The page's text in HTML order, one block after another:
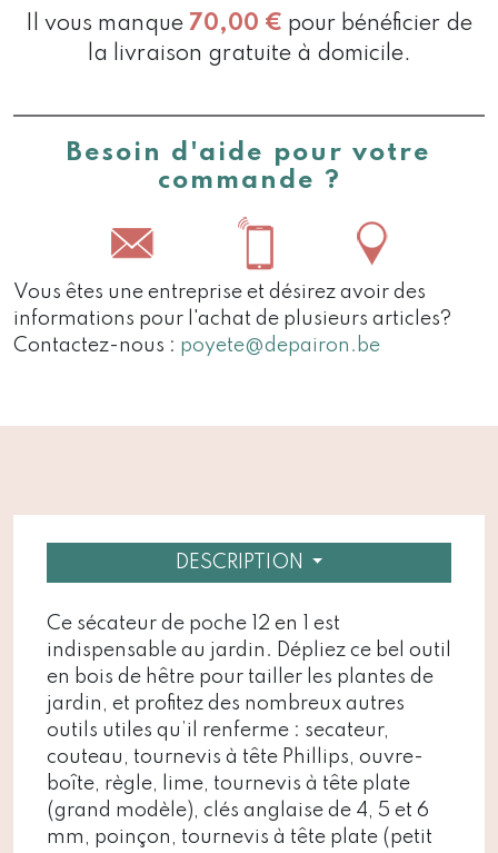
Il vous manque 70,00 € pour bénéficier de
la livraison gratuite à domicile.
Besoin d'aide pour votre
commande ?
Vous êtes une entreprise et désirez avoir des
informations pour l'achat de plusieurs articles?
Contactez-nous : poyete@depairon.be
DESCRIPTION
Ce sécateur de poche 12 en 1 est
indispensable au jardin. Dépliez ce bel outil
en bois de hêtre pour tailler les plantes de
jardin, et profitez des nombreux autres
outils utiles qu’il renferme : secateur,
couteau, tournevis à tête Phillips, ouvre-
boîte, règle, lime, tournevis à tête plate
(grand modèle), clés anglaise de 4, 5 et 6
mm, poinçon, tournevis à tête plate (petit